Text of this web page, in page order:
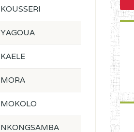
KOUSSERI
YAGOUA
KAELE
MORA
MOKOLO
NKONGSAMBA